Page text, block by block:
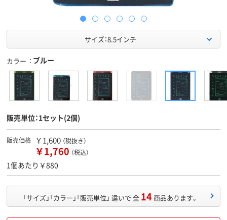
サイズ：8.5インチ
カラー ブルー
販売単位：1セット(2個)
販売価格 ￥1,600 （税抜き）
￥1,760 （税込）
1個あたり￥880
「サイズ」「カラー」「販売単位」 違いで 全 14 商品あります。